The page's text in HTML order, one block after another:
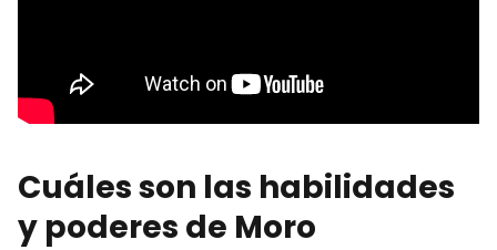
Cuáles son las habilidades
y poderes de Moro